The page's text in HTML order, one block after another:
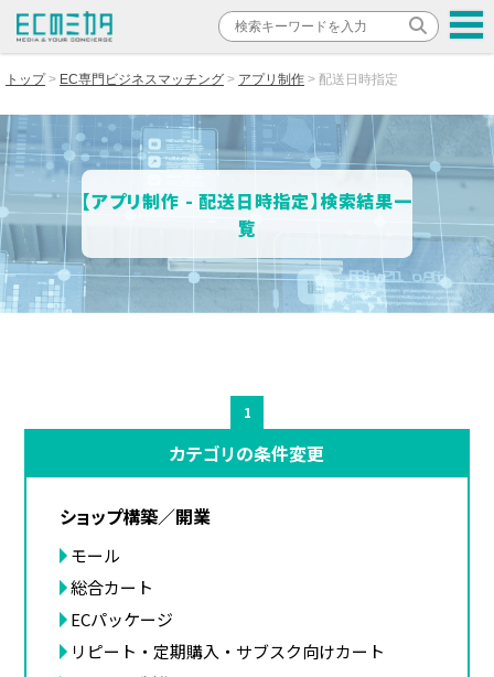
トップ EC専門ビジネスマッチング アプリ制作 配送日時指定
【アプリ制作 - 配送日時指定】検索結果一
覧
1
カテゴリの条件変更
ショップ構築／開業
モール
総合カート
ECパッケージ
リピート・定期購入・サブスク向けカート